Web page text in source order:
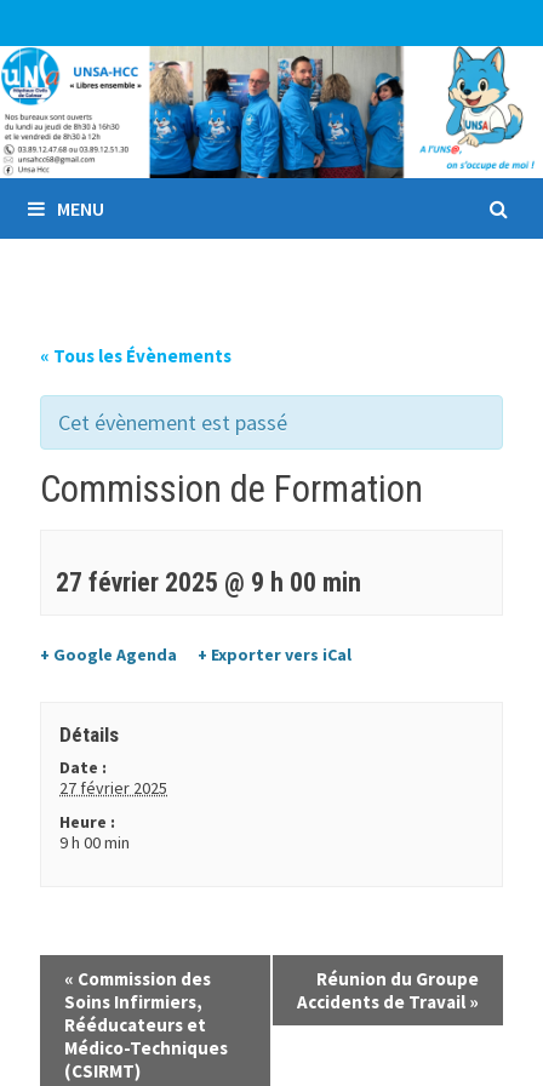
au
contenu
MENU
« Tous les Évènements
Cet évènement est passé
Commission de Formation
27 février 2025 @ 9 h 00 min
+ Google Agenda + Exporter vers iCal
Détails
Date :
27 février 2025
Heure :
9 h 00 min
« Commission des
Soins Infirmiers,
Rééducateurs et
Médico-Techniques
(CSIRMT)
Réunion du Groupe
Accidents de Travail »